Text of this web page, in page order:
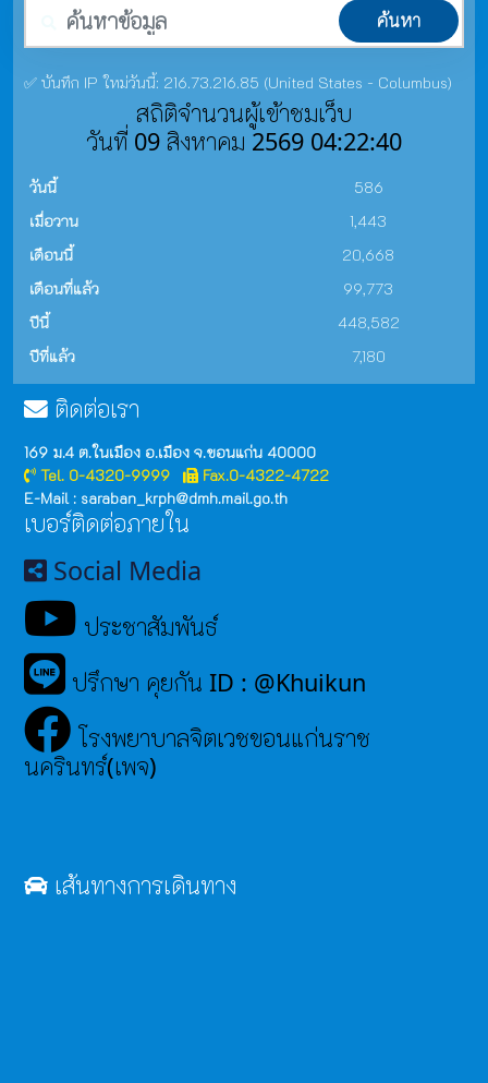
ค้นหา
✅ บันทึก IP ใหม่วันนี้: 216.73.216.85 (United States - Columbus)
สถิติจำนวนผู้เข้าชมเว็บ
วันที่ 09 สิงหาคม 2569 04:22:40
วันนี้
586
เมื่อวาน
1,443
เดือนนี้
20,668
เดือนที่แล้ว
99,773
ปีนี้
448,582
ปีที่แล้ว
7,180
ติดต่อเรา
169 ม.4 ต.ในเมือง อ.เมือง จ.ขอนแก่น 40000
Tel. 0-4320-9999
Fax.0-4322-4722
E-Mail : saraban_krph@dmh.mail.go.th
เบอร์ติดต่อภายใน
Social Media
ประชาสัมพันธ์
ปรึกษา คุยกัน ID : @Khuikun
โรงพยาบาลจิตเวชขอนแก่นราช
นครินทร์(เพจ)
เส้นทางการเดินทาง